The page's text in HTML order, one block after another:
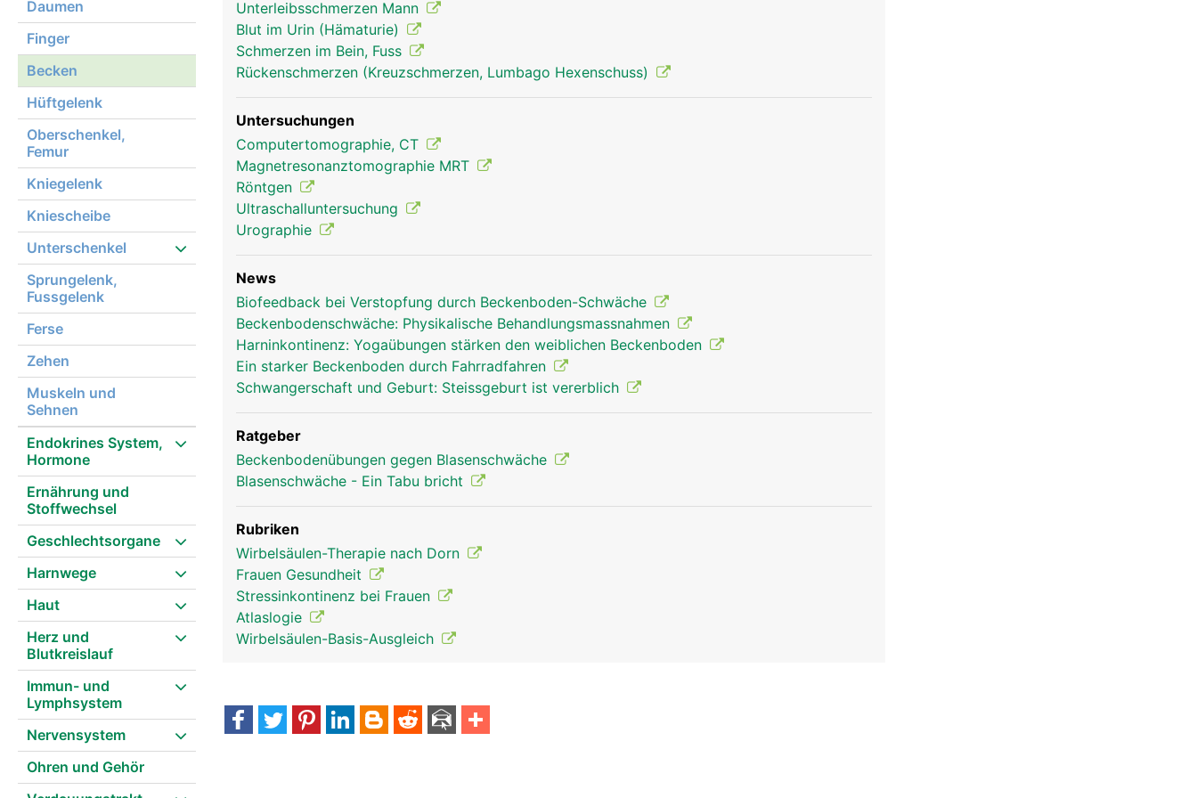
Daumen
Finger
Becken
Hüftgelenk
Oberschenkel,
Femur
Kniegelenk
Kniescheibe
Unterschenkel
Sprungelenk,
Fussgelenk
Ferse
Zehen
Muskeln und
Sehnen
Endokrines System,
Hormone
Ernährung und
Stoffwechsel
Geschlechtsorgane
Harnwege
Haut
Herz und
Blutkreislauf
Immun- und
Lymphsystem
Nervensystem
Ohren und Gehör
Unterleibsschmerzen Mann
Blut im Urin (Hämaturie)
Schmerzen im Bein, Fuss
Rückenschmerzen (Kreuzschmerzen, Lumbago Hexenschuss)
Untersuchungen
Computertomographie, CT
Magnetresonanztomographie MRT
Röntgen
Ultraschalluntersuchung
Urographie
News
Biofeedback bei Verstopfung durch Beckenboden-Schwäche
Beckenbodenschwäche: Physikalische Behandlungsmassnahmen
Harninkontinenz: Yogaübungen stärken den weiblichen Beckenboden
Ein starker Beckenboden durch Fahrradfahren
Schwangerschaft und Geburt: Steissgeburt ist vererblich
Ratgeber
Beckenbodenübungen gegen Blasenschwäche
Blasenschwäche - Ein Tabu bricht
Rubriken
Wirbelsäulen-Therapie nach Dorn
Frauen Gesundheit
Stressinkontinenz bei Frauen
Atlaslogie
Wirbelsäulen-Basis-Ausgleich